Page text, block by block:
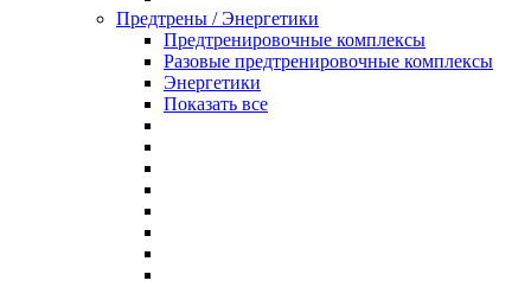
Предтрены / Энергетики
Предтренировочные комплексы
Разовые предтренировочные комплексы
Энергетики
Показать все